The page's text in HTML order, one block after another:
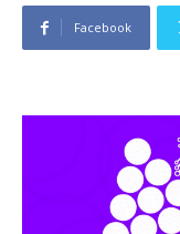
Facebook